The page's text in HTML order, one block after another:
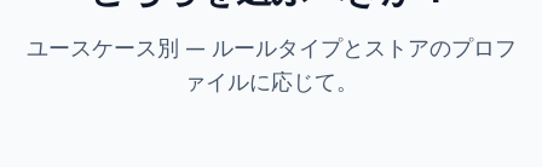
ユースケース別 — ルールタイプとストアのプロフ
ァイルに応じて。